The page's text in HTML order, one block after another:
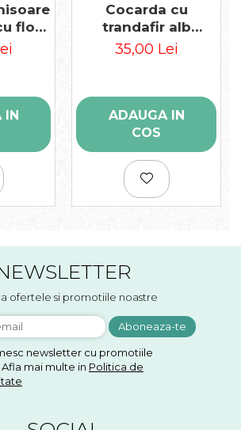
flori
IN
Cocarda cu
trandafir alb
criogenat
35,00 Lei
ADAUGA IN
COS
ofertele si promotiile noastre
newsletter cu promotiile
mai multe in Politica de